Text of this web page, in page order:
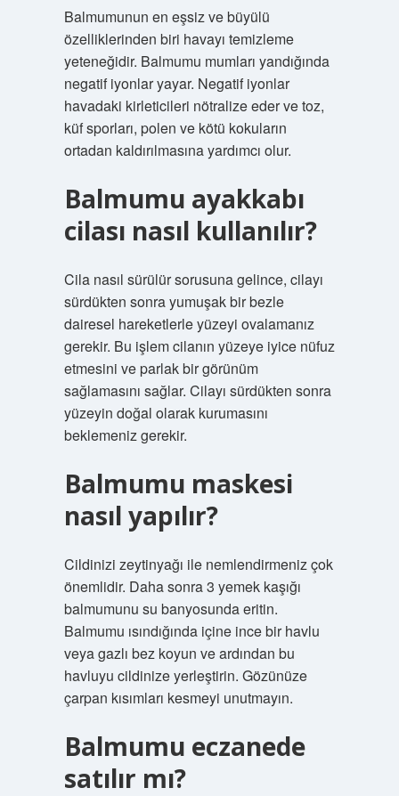
Balmumunun en eşsiz ve büyülü
özelliklerinden biri havayı temizleme
yeteneğidir. Balmumu mumları yandığında
negatif iyonlar yayar. Negatif iyonlar
havadaki kirleticileri nötralize eder ve toz,
küf sporları, polen ve kötü kokuların
ortadan kaldırılmasına yardımcı olur.
Balmumu ayakkabı
cilası nasıl kullanılır?
Cila nasıl sürülür sorusuna gelince, cilayı
sürdükten sonra yumuşak bir bezle
dairesel hareketlerle yüzeyi ovalamanız
gerekir. Bu işlem cilanın yüzeye iyice nüfuz
etmesini ve parlak bir görünüm
sağlamasını sağlar. Cilayı sürdükten sonra
yüzeyin doğal olarak kurumasını
beklemeniz gerekir.
Balmumu maskesi
nasıl yapılır?
Cildinizi zeytinyağı ile nemlendirmeniz çok
önemlidir. Daha sonra 3 yemek kaşığı
balmumunu su banyosunda eritin.
Balmumu ısındığında içine ince bir havlu
veya gazlı bez koyun ve ardından bu
havluyu cildinize yerleştirin. Gözünüze
çarpan kısımları kesmeyi unutmayın.
Balmumu eczanede
satılır mı?